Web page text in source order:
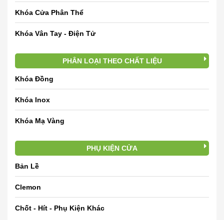
Khóa Cửa Phân Thể
Khóa Vân Tay - Điện Tử
PHÂN LOẠI THEO CHẤT LIỆU
Khóa Đồng
Khóa Inox
Khóa Mạ Vàng
PHỤ KIỆN CỬA
Bản Lề
Clemon
Chốt - Hít - Phụ Kiện Khác